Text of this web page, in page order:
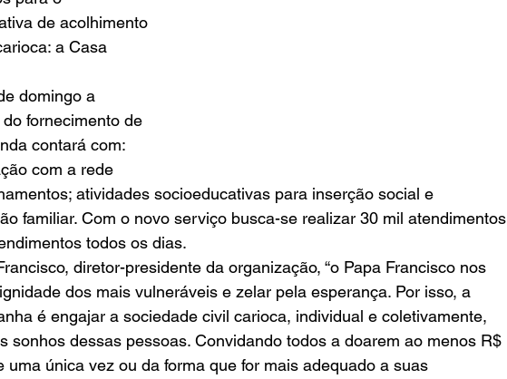
de acolhimento
a Casa
domingo a
fornecimento de
contará com:
com a rede
atividades socioeducativas para inserção social e
familiar. Com o novo serviço busca-se realizar 30 mil atendimentos
todos os dias.
diretor-presidente da organização, “o Papa Francisco nos
dos mais vulneráveis e zelar pela esperança. Por isso, a
é engajar a sociedade civil carioca, individual e coletivamente,
sonhos dessas pessoas. Convidando todos a doarem ao menos R$
uma única vez ou da forma que for mais adequado a suas